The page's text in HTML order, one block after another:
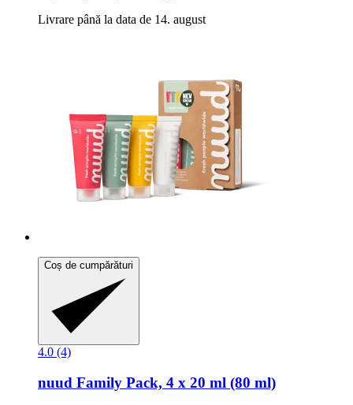
Livrare până la data de 14. august
Coș de cumpărături
4.0 (4)
nuud Family Pack, 4 x 20 ml (80 ml)